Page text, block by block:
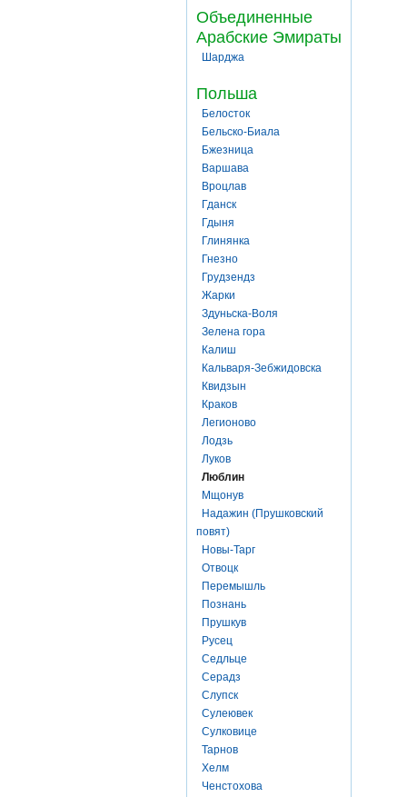
Объединенные
Арабские Эмираты
Шарджа
Польша
Белосток
Бельско-Биала
Бжезница
Варшава
Вроцлав
Гданск
Гдыня
Глинянка
Гнезно
Грудзендз
Жарки
Здуньска-Воля
Зелена гора
Калиш
Кальваря-Зебжидовска
Квидзын
Краков
Легионово
Лодзь
Луков
Люблин
Мщонув
Надажин (Прушковский
повят)
Новы-Тарг
Отвоцк
Перемышль
Познань
Прушкув
Русец
Седльце
Серадз
Слупск
Сулеювек
Сулковице
Тарнов
Хелм
Ченстохова